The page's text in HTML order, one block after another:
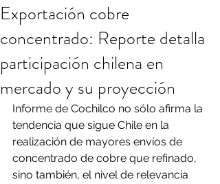
Exportación cobre
concentrado: Reporte detalla
participación chilena en
mercado y su proyección
Informe de Cochilco no sólo afirma la
tendencia que sigue Chile en la
realización de mayores envíos de
concentrado de cobre que refinado,
sino también, el nivel de relevancia